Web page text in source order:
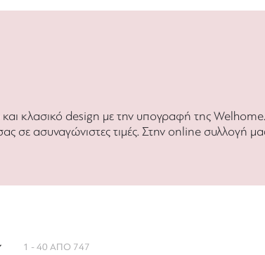
κλασικό design με την υπογραφή της
σε ασυναγώνιστες τιμές. Στην online συλλογή
1 - 40 ΑΠΟ 747